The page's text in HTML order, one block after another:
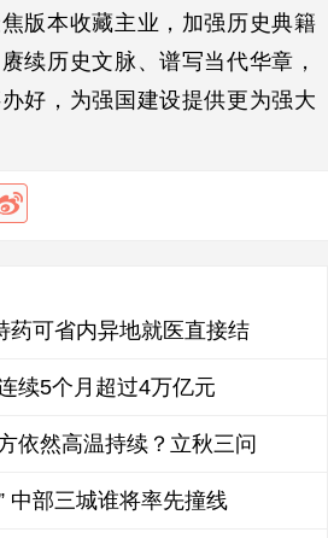
版本收藏主业，加强历史典籍
续历史文脉、谱写当代华章，
好，为强国建设提供更为强大
药可省内异地就医直接结
续5个月超过4万亿元
依然高温持续？立秋三问
中部三城谁将率先撞线